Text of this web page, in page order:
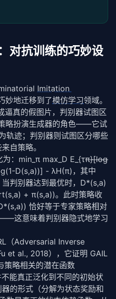
states, actions,
+
1) % 20 == 0:
expert_loader,
{iteration+1}:
对抗训练的巧妙设
Imitation
妙地迁移到了模仿学习领域。
逼真的假图片，判别器试图区
略扮演生成器的角色——它试
轨迹；判别器则试图区分哪些
自策略。
：min_π max_D E_{τπ}[log
D(s,a))] - λH(π)，其中
判别器达到最优时，D*(s,a)
+ π(s,a))。此时策略收
恰好等于专家策略相对
这意味着判别器隐式地学习
（Adversarial Inverse
et al., 2018），它证明 GAIL
策略相关的潜在函数
能真正泛化到不同的初始状
的形式（分解为状态奖励和